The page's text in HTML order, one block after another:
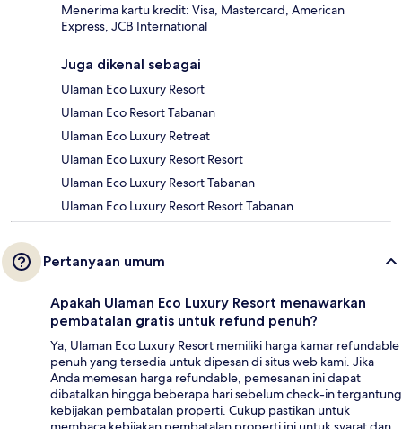
Menerima kartu kredit: Visa, Mastercard, American
Express, JCB International
Juga dikenal sebagai
Ulaman Eco Luxury Resort
Ulaman Eco Resort Tabanan
Ulaman Eco Luxury Retreat
Ulaman Eco Luxury Resort Resort
Ulaman Eco Luxury Resort Tabanan
Ulaman Eco Luxury Resort Resort Tabanan
Pertanyaan umum
Apakah Ulaman Eco Luxury Resort menawarkan
pembatalan gratis untuk refund penuh?
Ya, Ulaman Eco Luxury Resort memiliki harga kamar refundable
penuh yang tersedia untuk dipesan di situs web kami. Jika
Anda memesan harga refundable, pemesanan ini dapat
dibatalkan hingga beberapa hari sebelum check-in tergantung
kebijakan pembatalan properti. Cukup pastikan untuk